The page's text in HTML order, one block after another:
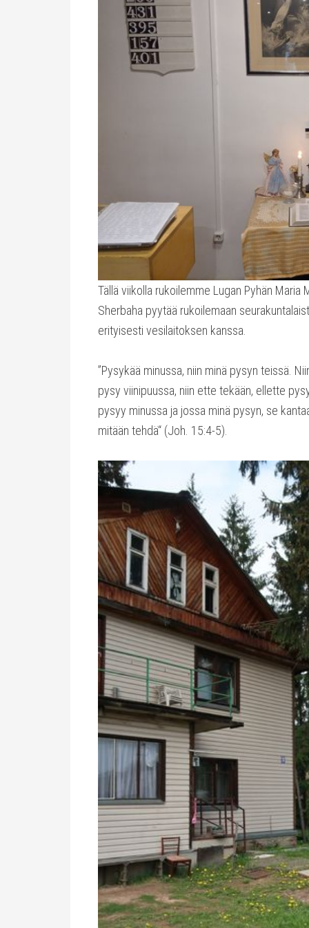
Tällä viikolla rukoilemme Lugan Pyhän
Sherbaha pyytää rukoilemaan
erityisesti vesilaitoksen kanssa.
”Pysykää minussa, niin minä pysyn teissä.
pysy viinipuussa, niin ette tekään, ellette
pysyy minussa ja jossa minä pysyn, se
mitään tehdä“ (Joh. 15:4-5).